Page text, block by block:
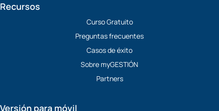
Recursos
Curso Gratuito
Preguntas frecuentes
Casos de éxito
Sobre myGESTIÓN
Partners
Versión para móvil